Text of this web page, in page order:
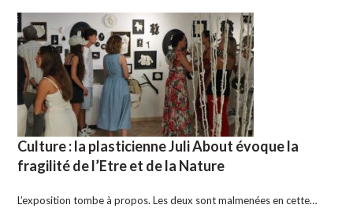
Culture : la plasticienne Juli About évoque la
fragilité de l’Etre et de la Nature
L’exposition tombe à propos. Les deux sont malmenées en cette…